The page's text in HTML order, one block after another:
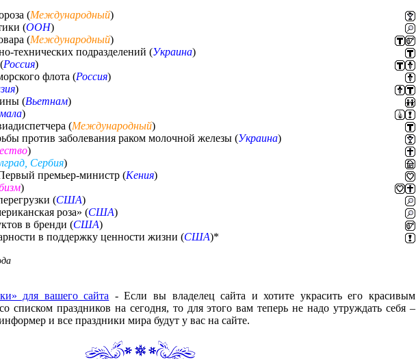
(Международный)
(ООН)
(Международный)
технических подразделений (Украина)
Россия)
флота (Россия)
)
(Вьетнам)
)
(Международный)
против заболевания раком молочной железы (Украина)
)
Сербия)
премьер-министр (Кения)
)
(США)
роза» (США)
в бренди (США)
в поддержку ценности жизни (США)*
для вашего сайта - Если вы владелец сайта и хотите украсить его красивым
списком праздников на сегодня, то для этого вам теперь не надо утруждать себя –
и все праздники мира будут у вас на сайте.